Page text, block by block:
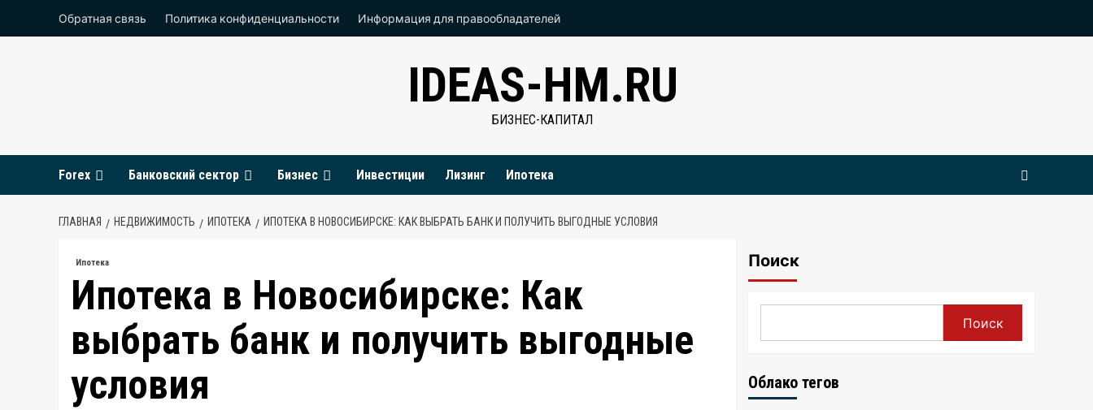
Обратная связь Политика конфиденциальности Информация для правообладателей
IDEAS-HM.RU
БИЗНЕС-КАПИТАЛ
Forex Банковский сектор Бизнес Инвестиции Лизинг Ипотека
ГЛАВНАЯ НЕДВИЖИМОСТЬ ИПОТЕКА ИПОТЕКА В НОВОСИБИРСКЕ: КАК ВЫБРАТЬ БАНК И ПОЛУЧИТЬ ВЫГОДНЫЕ УСЛОВИЯ
Ипотека
Ипотека в Новосибирске: Как
выбрать банк и получить выгодные
условия
Поиск
Поиск
Облако тегов